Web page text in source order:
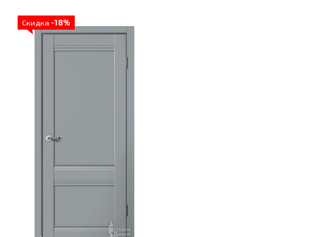
Скидка -18%